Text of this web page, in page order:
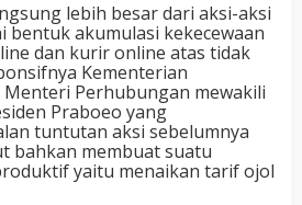
lebih besar dari aksi-aksi
bentuk akumulasi kekecewaan
dan kurir online atas tidak
Kementerian
Perhubungan mewakili
Praboeo yang
tuntutan aksi sebelumnya
bahkan membuat suatu
yaitu menaikan tarif ojol